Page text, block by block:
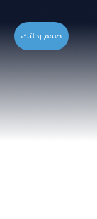
صمم رحلتك